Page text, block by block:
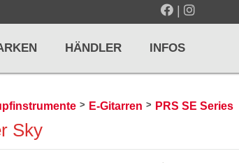
|
/ METRONOME
HÄNDLER INFOS
> E-Gitarren > PRS SE Series
Sky